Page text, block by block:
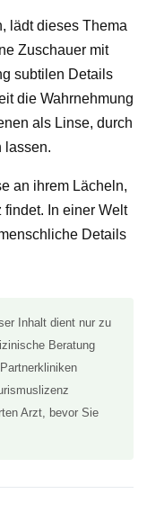
lädt dieses Thema
Zuschauer mit
subtilen Details
die Wahrnehmung
als Linse, durch
lassen.
an ihrem Lächeln,
In einer Welt
Details
Inhalt dient nur zu
Beratung
Arzt, bevor Sie